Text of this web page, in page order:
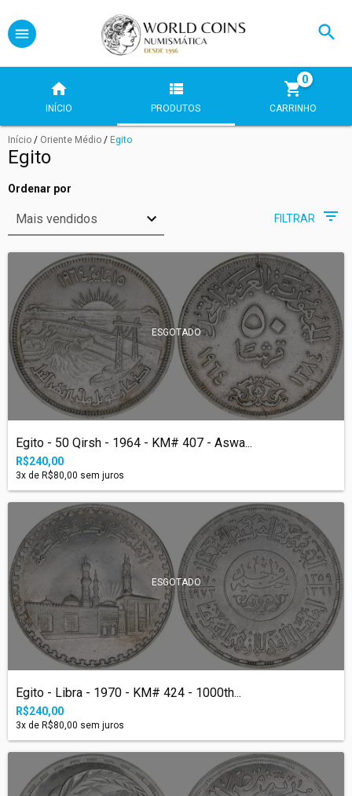
INÍCIO PRODUTOS CARRINHO
0
Início / Oriente Médio / Egito
Egito
Ordenar por
FILTRAR
ESGOTADO
Egito - 50 Qirsh - 1964 - KM# 407 - Aswa...
R$240,00
3x de R$80,00 sem juros
ESGOTADO
Egito - Libra - 1970 - KM# 424 - 1000th...
R$240,00
3x de R$80,00 sem juros